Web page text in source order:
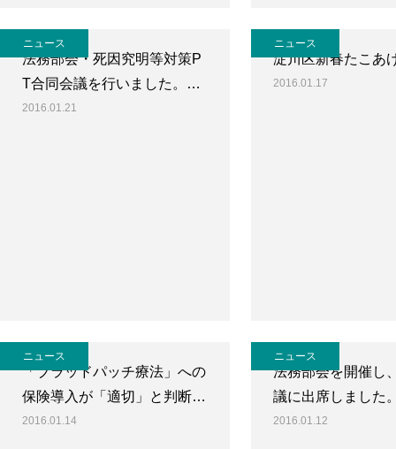
ニュース
法務部会・死因究明等対策P
T合同会議を行いました。…
2016.01.21
ニュース
淀川区新春たこあ
2016.01.17
ニュース
「ブラッドパッチ療法」への
保険導入が「適切」と判断…
2016.01.14
ニュース
法務部会を開催し
議に出席しました
2016.01.12